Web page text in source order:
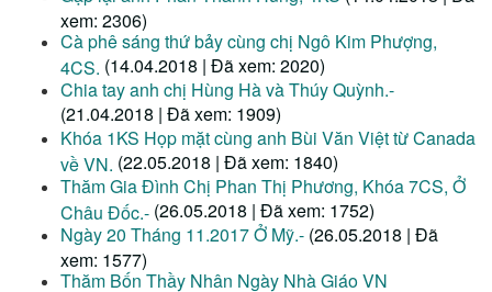
xem: 2306)
Cà phê sáng thứ bảy cùng chị Ngô Kim Phượng,
4CS. (14.04.2018 | Đã xem: 2020)
Chia tay anh chị Hùng Hà và Thúy Quỳnh.-
(21.04.2018 | Đã xem: 1909)
Khóa 1KS Họp mặt cùng anh Bùi Văn Việt từ Canada
về VN. (22.05.2018 | Đã xem: 1840)
Thăm Gia Đình Chị Phan Thị Phương, Khóa 7CS, Ở
Châu Đốc.- (26.05.2018 | Đã xem: 1752)
Ngày 20 Tháng 11.2017 Ở Mỹ.- (26.05.2018 | Đã
xem: 1577)
Thăm Bốn Thầy Nhân Ngày Nhà Giáo VN